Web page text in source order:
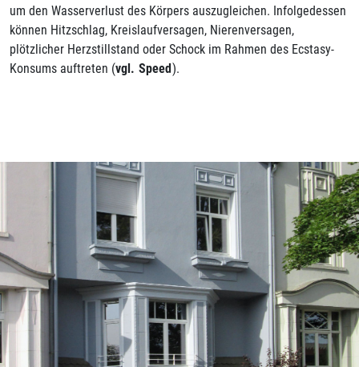
um den Wasserverlust des Körpers auszugleichen. Infolgedessen
können Hitzschlag, Kreislaufversagen, Nierenversagen,
plötzlicher Herzstillstand oder Schock im Rahmen des Ecstasy-
Konsums auftreten (vgl. Speed).